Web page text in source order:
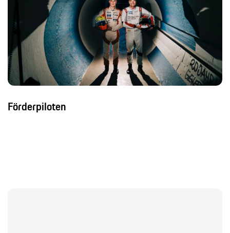
Förderpiloten